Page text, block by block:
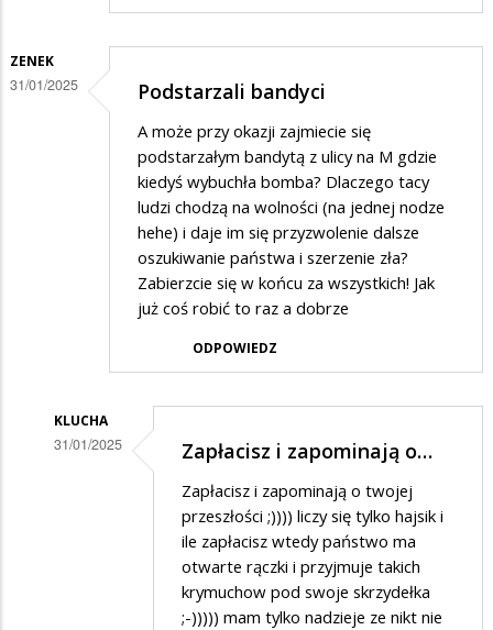
ZENEK
31/01/2025 Podstarzali bandyci
A może przy okazji zajmiecie się
podstarzałym bandytą z ulicy na M gdzie
kiedyś wybuchła bomba? Dlaczego tacy
ludzi chodzą na wolności (na jednej nodze
hehe) i daje im się przyzwolenie dalsze
oszukiwanie państwa i szerzenie zła?
Zabierzcie się w końcu za wszystkich! Jak
już coś robić to raz a dobrze
ODPOWIEDZ
KLUCHA
31/01/2025 Zapłacisz i zapominają o…
Zapłacisz i zapominają o twojej
przeszłości ;)))) liczy się tylko hajsik i
ile zapłacisz wtedy państwo ma
otwarte rączki i przyjmuje takich
krymuchow pod swoje skrzydełka
;-))))) mam tylko nadzieje ze nikt nie